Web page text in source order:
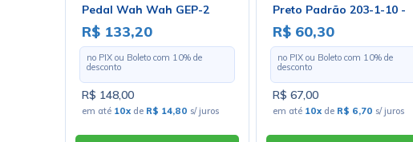
Pedal Wah Wah GEP-2
R$ 133,20
no PIX ou Boleto com 10% de
desconto
R$ 148,00
em até 10xde R$ 14,80 s/ juros
Preto Padrão 203-1-10 -
Largura 1,30m - Preço por
Metro
R$ 60,30
no PIX ou Boleto com 10% de
desconto
R$ 67,00
em até 10xde R$ 6,70 s/ juros